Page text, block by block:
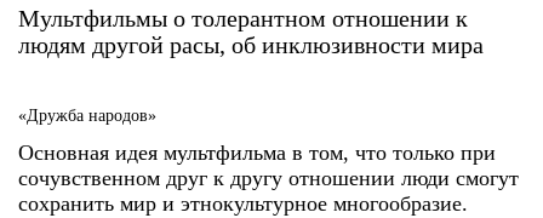
Мультфильмы о толерантном отношении к
людям другой расы, об инклюзивности мира
«Дружба народов»
Основная идея мультфильма в том, что только при
сочувственном друг к другу отношении люди смогут
сохранить мир и этнокультурное многообразие.